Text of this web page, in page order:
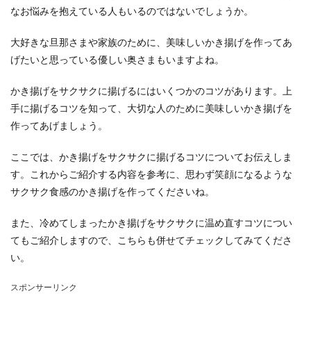
なお悩みを抱えている人もいるのではないでしょうか。
大好きな旦那さまや家族のために、美味しいかき揚げを作ってあ
げたいと思っている優しい奥さまもいますよね。
かき揚げをサクサクに揚げるにはいくつかのコツがあります。上
手に揚げるコツを知って、大切な人のために美味しいかき揚げを
作ってあげましょう。
ここでは、かき揚げをサクサクに揚げるコツについてお伝えしま
す。これからご紹介する内容を参考に、思わず笑顔になるような
サクサク食感のかき揚げを作ってくださいね。
また、冷めてしまったかき揚げをサクサクに温め直すコツについ
てもご紹介しますので、こちらも併せてチェックしてみてくださ
い。
スポンサーリンク